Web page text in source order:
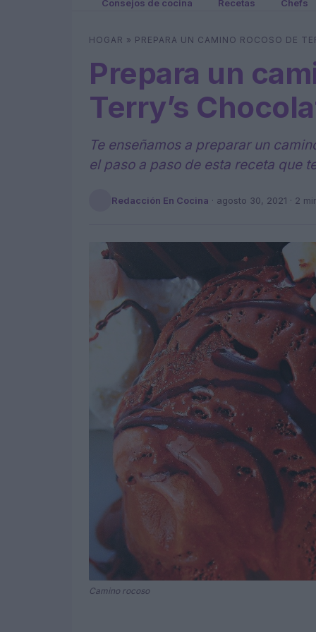
Consejos de cocina Recetas Chefs
HOGAR » PREPARA UN CAMINO ROCOSO DE
Prepara un
Terry’s
Te enseñamos a preparar un
el paso a paso de esta receta que
Redacción En Cocina · agosto 30, 2021 · 2
Camino rocoso